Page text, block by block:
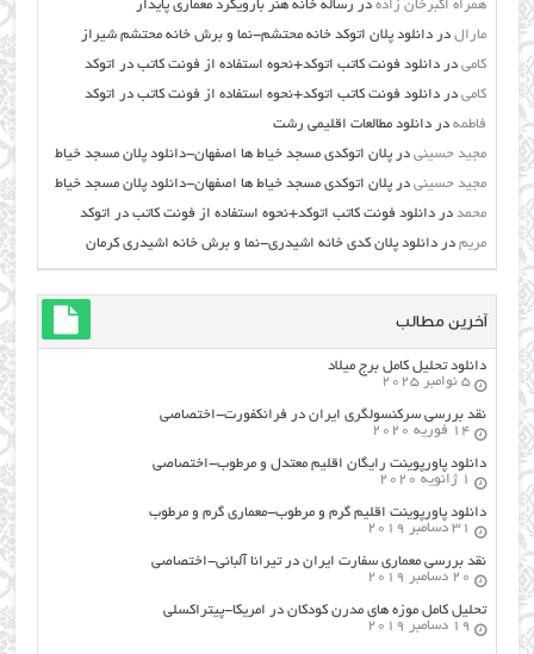
همراه اکبرخان زاده در رساله خانه هنر بارویکرد معماری پایدار
مارال دردانلود پلان اتوکد خانه محتشم-نما و برش خانه محتشم شیراز
کامی دردانلود فونت کاتب اتوکد+نحوه استفاده از فونت کاتب در اتوکد
کامی دردانلود فونت کاتب اتوکد+نحوه استفاده از فونت کاتب در اتوکد
فاطمه دردانلود مطالعات اقليمي رشت
مجید حسینی درپلان اتوکدی مسجد خیاط ها اصفهان-دانلود پلان مسجد خیاط
مجید حسینی درپلان اتوکدی مسجد خیاط ها اصفهان-دانلود پلان مسجد خیاط
محمد دردانلود فونت کاتب اتوکد+نحوه استفاده از فونت کاتب در اتوکد
مریم دردانلود پلان کدی خانه اشیدری-نما و برش خانه اشیدری کرمان
آخرین مطالب
دانلود تحلیل کامل برج میلاد
5 نوامبر 2025
نقد بررسی سرکنسولگری ایران در فرانکفورت-اختصاصی
14 فوریه 2020
دانلود پاورپوینت رایگان اقلیم معتدل و مرطوب-اختصاصی
1 ژانویه 2020
دانلود پاورپوینت اقلیم گرم و مرطوب-معماری گرم و مرطوب
31 دسامبر 2019
نقد بررسی معماری سفارت ایران در تیرانا آلبانی-اختصاصی
20 دسامبر 2019
تحلیل کامل موزه های مدرن کودکان در امریکا-پیتراکسلی
19 دسامبر 2019